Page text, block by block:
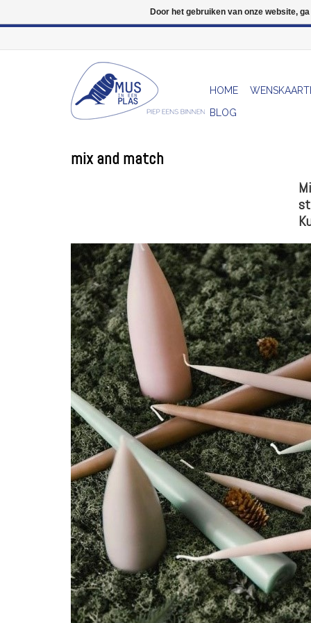
HOME
BLOG
mix and match
Door het gebruiken van onze website,